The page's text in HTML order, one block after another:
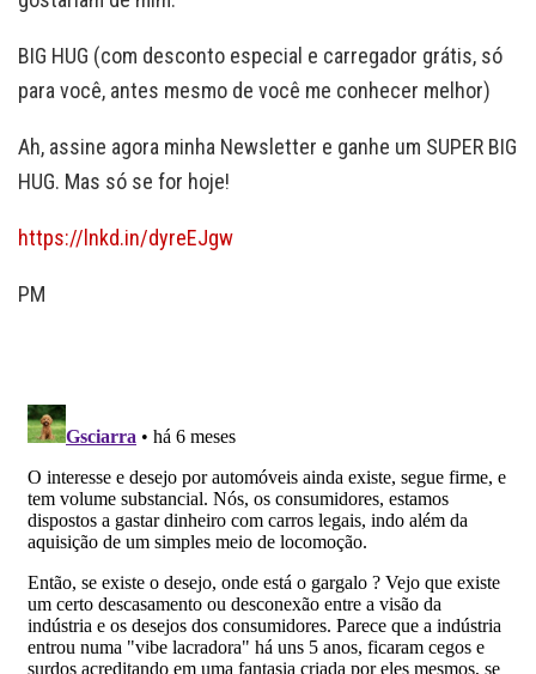
BIG HUG (com desconto especial e carregador grátis, só
para você, antes mesmo de você me conhecer melhor)
Ah, assine agora minha Newsletter e ganhe um SUPER BIG
HUG. Mas só se for hoje!
https://lnkd.in/dyreEJgw
PM